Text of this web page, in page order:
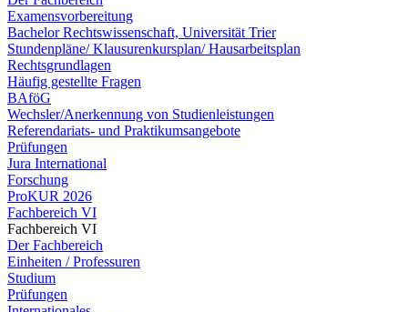
Examensvorbereitung
Bachelor Rechtswissenschaft, Universität Trier
Stundenpläne/ Klausurenkursplan/ Hausarbeitsplan
Rechtsgrundlagen
Häufig gestellte Fragen
BAföG
Wechsler/Anerkennung von Studienleistungen
Referendariats- und Praktikumsangebote
Prüfungen
Jura International
Forschung
ProKUR 2026
Fachbereich VI
Fachbereich VI
Der Fachbereich
Einheiten / Professuren
Studium
Prüfungen